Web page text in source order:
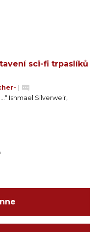
sci-fi trpaslíků
Ishmael Silverweir,